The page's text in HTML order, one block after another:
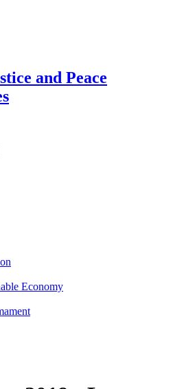
and Peace
Economy